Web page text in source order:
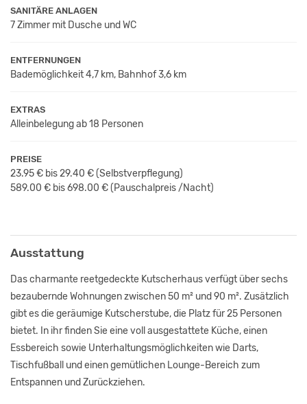
SANITÄRE ANLAGEN
7 Zimmer mit Dusche und WC
ENTFERNUNGEN
Bademöglichkeit 4,7 km, Bahnhof 3,6 km
EXTRAS
Alleinbelegung ab 18 Personen
PREISE
23.95 € bis 29.40 €(Selbstverpflegung)
589.00 € bis 698.00 € (Pauschalpreis /Nacht)
Ausstattung
Das charmante reetgedeckte Kutscherhaus verfügt über sechs
bezaubernde Wohnungen zwischen 50 m² und 90 m². Zusätzlich
gibt es die geräumige Kutscherstube, die Platz für 25 Personen
bietet. In ihr finden Sie eine voll ausgestattete Küche, einen
Essbereich sowie Unterhaltungsmöglichkeiten wie Darts,
Tischfußball und einen gemütlichen Lounge-Bereich zum
Entspannen und Zurückziehen.